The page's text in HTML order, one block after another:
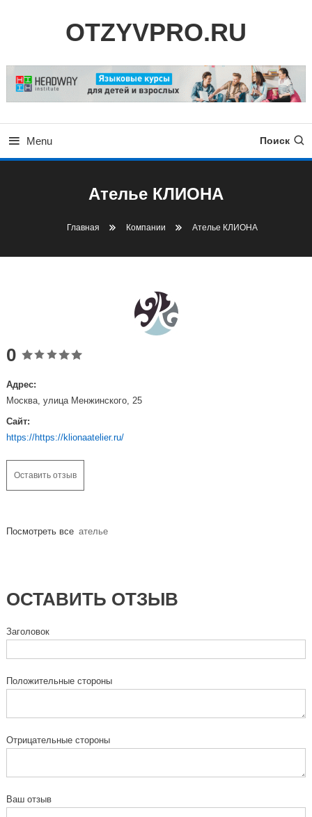
OTZYVPRO.RU
Menu Поиск
Ателье КЛИОНА
Главная Компании Ателье КЛИОНА
0
Адрес:
Москва, улица Менжинского, 25
Сайт:
https://https://klionaatelier.ru/
Оставить отзыв
Посмотреть все ателье
ОСТАВИТЬ ОТЗЫВ
Заголовок
Положительные стороны
Отрицательные стороны
Ваш отзыв